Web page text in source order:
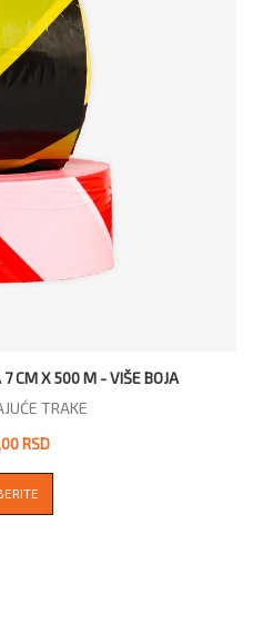
CM X 500 M - VIŠE BOJA
TRAKE
RSD